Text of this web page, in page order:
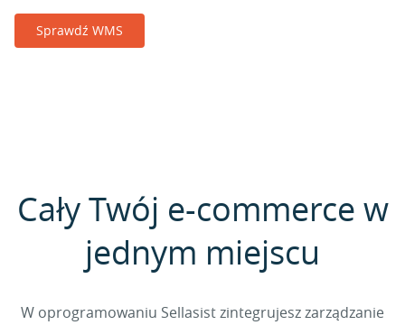
Sprawdź WMS
Cały Twój e-commerce w
jednym miejscu
W oprogramowaniu Sellasist zintegrujesz zarządzanie